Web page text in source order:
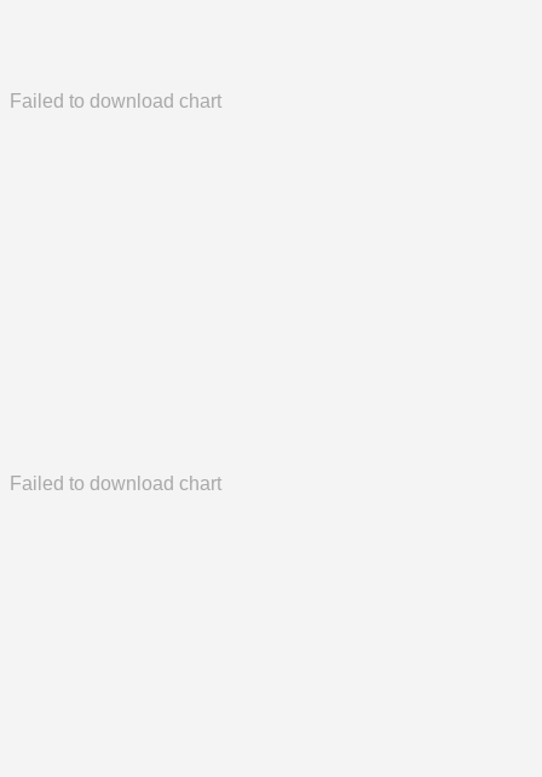
Failed to download chart
Failed to download chart